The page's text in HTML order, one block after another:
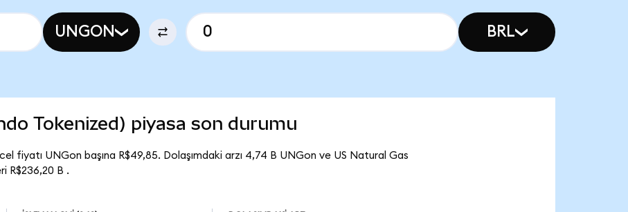
UNGON BRL
Tokenized) piyasa son durumu
fiyatı UNGon başına R$49,85. Dolaşımdaki arzı 4,74 B UNGon ve US Natural Gas
R$236,20 B .